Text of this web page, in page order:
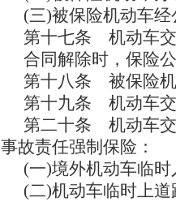
(三)被保险机动车经
第十七条 机动车
合同解除时，保险
第十八条 被保险
第十九条 机动车
第二十条 机动车
事故责任强制保险：
(一)境外机动车临时
(二)机动车临时上道